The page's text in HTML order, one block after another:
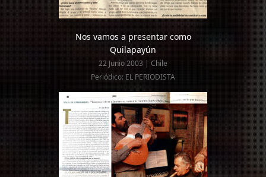
Nos vamos a presentar como
Quilapayún
22 Junio 2003 | Chile
Periódico: EL PERIODISTA